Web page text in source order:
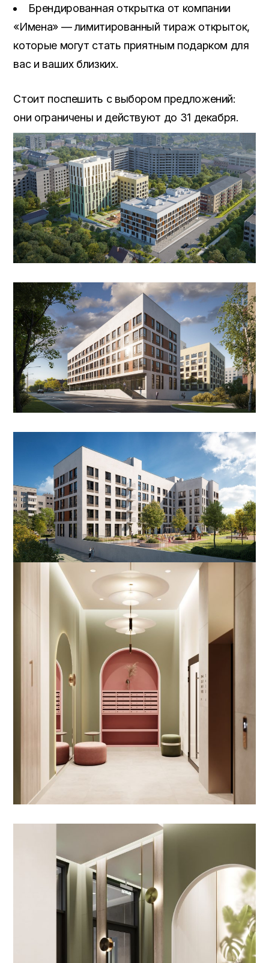
Брендированная открытка от компании
«Имена» — лимитированный тираж открыток,
которые могут стать приятным подарком для
вас и ваших близких.
Стоит поспешить с выбором предложений:
они ограничены и действуют до 31 декабря.